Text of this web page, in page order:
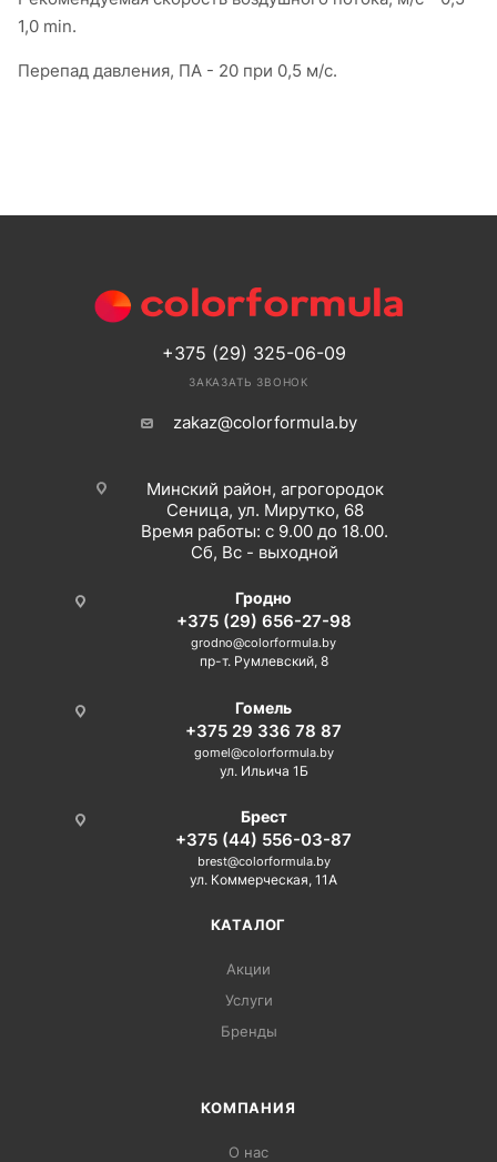
1,0 min.
Перепад давления, ПА - 20 при 0,5 м/с.
+375 (29) 325-06-09
ЗАКАЗАТЬ ЗВОНОК
zakaz@colorformula.by
Минский район, агрогородок
Сеница, ул. Мирутко, 68
Время работы: с 9.00 до 18.00.
Сб, Вс - выходной
Гродно
+375 (29) 656-27-98
grodno@colorformula.by
пр-т. Румлевский, 8
Гомель
+375 29 336 78 87
gomel@colorformula.by
ул. Ильича 1Б
Брест
+375 (44) 556-03-87
brest@colorformula.by
ул. Коммерческая, 11А
КАТАЛОГ
Акции
Услуги
Бренды
КОМПАНИЯ
О нас